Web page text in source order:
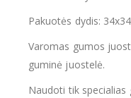
Pakuotės dydis:
Varomas gumos
guminė juostelė.
Naudoti tik